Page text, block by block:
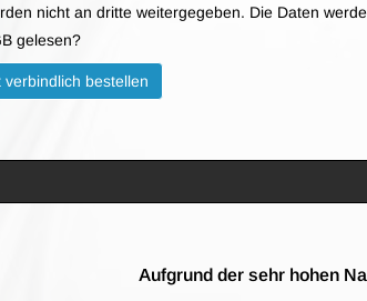
nicht an dritte weitergegeben. Die Daten
gelesen?
ausfüllen.
verbindlich bestellen
Aufgrund der sehr hohen